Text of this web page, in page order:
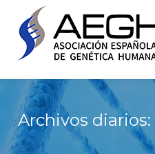
Archivos diarios: